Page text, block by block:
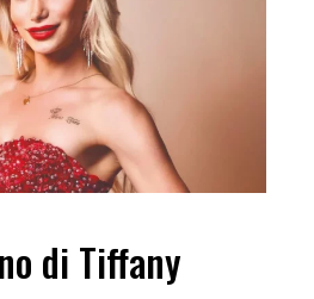
di Tiffany